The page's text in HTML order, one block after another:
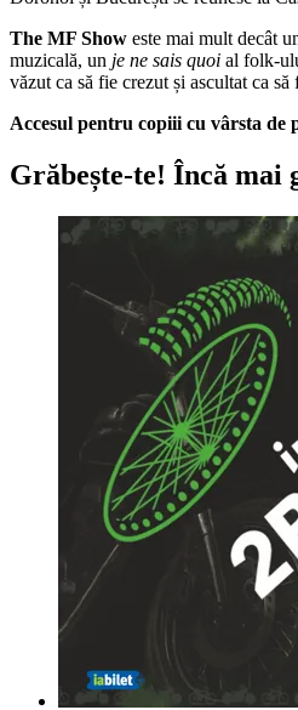
The MF Show este mai mult decât
muzicală, un je ne sais quoi al folk-
văzut ca să fie crezut și ascultat ca să
Accesul pentru copiii cu vârsta de
Grăbește-te! Încă mai